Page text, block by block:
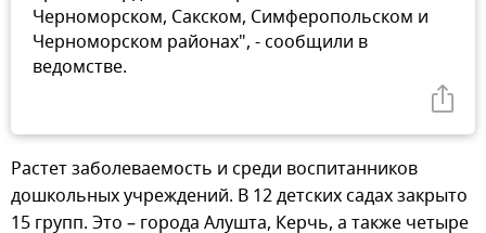
Черноморском, Сакском, Симферопольском и
Черноморском районах", - сообщили в
ведомстве.
Растет заболеваемость и среди воспитанников
дошкольных учреждений. В 12 детских садах закрыто
15 групп. Это – города Алушта, Керчь, а также четыре